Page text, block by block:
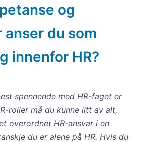
og
du som
innenfor HR?
spennende med HR-faget er
roller må du kunne litt av alt,
overordnet HR-ansvar i en
du er alene på HR. Hvis du